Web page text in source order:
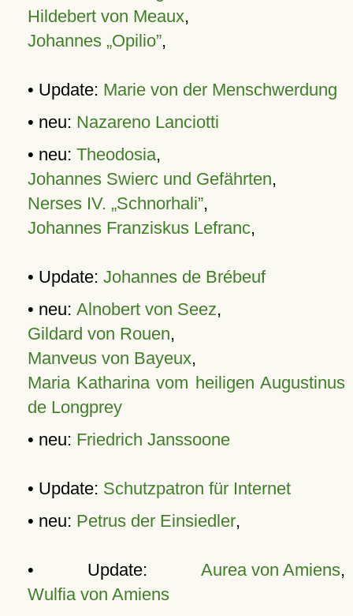
Hildebert von Meaux,
Johannes „Opilio”,
• Update: Marie von der Menschwerdung
• neu: Nazareno Lanciotti
• neu: Theodosia,
Johannes Swierc und Gefährten,
Nerses IV. „Schnorhali”,
Johannes Franziskus Lefranc,
• Update: Johannes de Brébeuf
• neu: Alnobert von Seez,
Gildard von Rouen,
Manveus von Bayeux,
Maria Katharina vom heiligen Augustinus
de Longprey
• neu: Friedrich Janssoone
• Update: Schutzpatron für Internet
• neu: Petrus der Einsiedler,
• Update: Aurea von Amiens,
Wulfia von Amiens